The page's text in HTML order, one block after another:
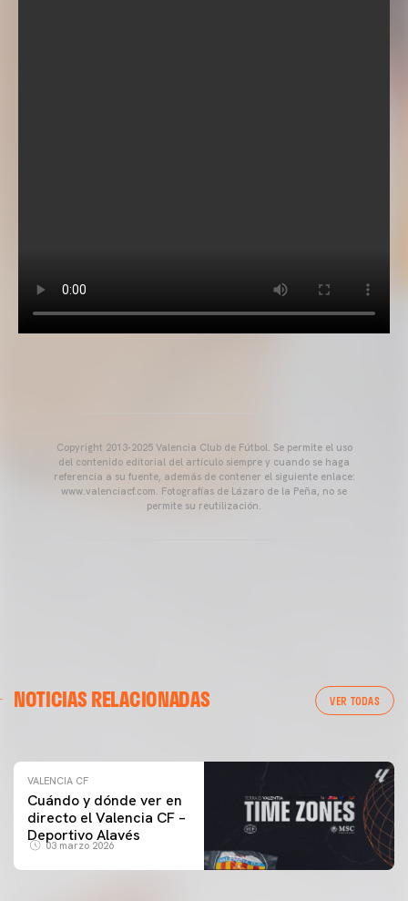
Copyright 2013-2025 Valencia Club de Fútbol. Se permite el uso
del contenido editorial del artículo siempre y cuando se haga
referencia a su fuente, además de contener el siguiente enlace:
www.valenciacf.com. Fotografías de Lázaro de la Peña, no se
permite su reutilización.
NOTICIAS RELACIONADAS VER TODAS
ENTRENAMIENTO DEL VALENCIA CF 04/03/26
VALENCIA CF
Cuándo y dónde ver en
directo el Valencia CF –
Deportivo Alavés
03 marzo 2026